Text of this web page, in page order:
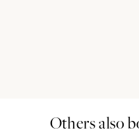
Others also